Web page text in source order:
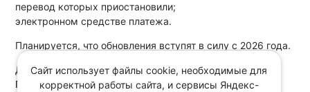
перевод которых приостановили;
электронном средстве платежа.
Планируется, что обновления вступят в силу с 2026 года.
Документы:
Проект указания Банка России
Сайт использует файлы cookie, необходимые для
корректной работы сайта, и сервисы Яндекс-